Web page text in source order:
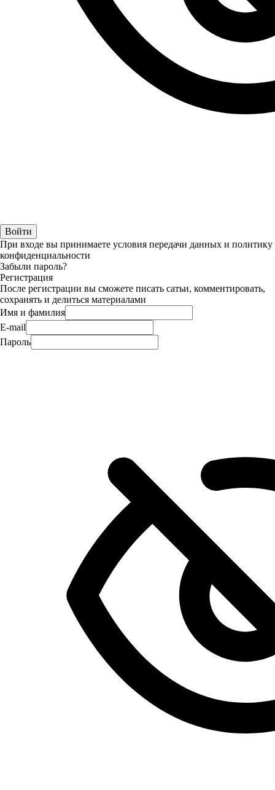
При входе вы принимаете условия передачи данных и политику
конфиденциальности
Забыли пароль?
Регистрация
После регистрации вы сможете писать сатьи, комментировать,
сохранять и делиться материалами
Имя и фамилия
E-mail
Пароль